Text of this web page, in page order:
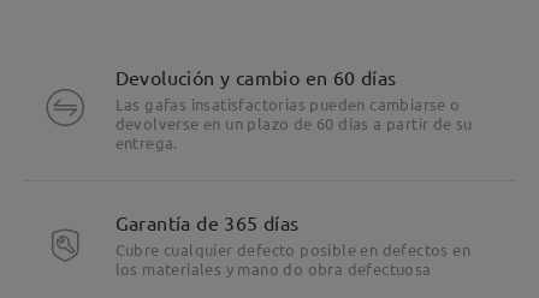
Devolución y cambio en 60 días
Las gafas insatisfactorias pueden cambiarse o
devolverse en un plazo de 60 días a partir de su
entrega.
Garantía de 365 días
Cubre cualquier defecto posible en defectos en
los materiales y mano do obra defectuosa